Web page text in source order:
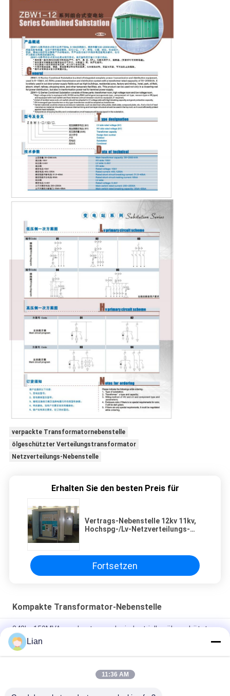
verpackte Transformatornebenstelle
ölgeschützter Verteilungstransformator
Netzverteilungs-Nebenstelle
Erhalten Sie den besten Preis für
Vertrags-Nebenstelle 12kv 11kv,
Hochspg-/Lv-Netzverteilungs-
Fortsetzen
Kompakte Transformator-Nebenstelle
242kv 150MVA weg Lasts-von der industriellen ölgeschützten
kompakten Transformator-Nebenstelle
Reihe 12kv Zbw fabrizierte kompakte Transformator-
Lian
11:36 AM